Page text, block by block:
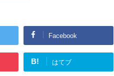
Facebook
B! はてブ